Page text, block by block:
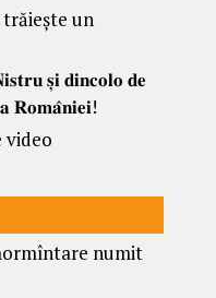
trăiește un
𝐬̦𝐢 𝐝𝐢𝐧𝐜𝐨𝐥𝐨 𝐝𝐞
𝐑𝐨𝐦𝐚̂𝐧𝐢𝐞𝐢!
video
numit